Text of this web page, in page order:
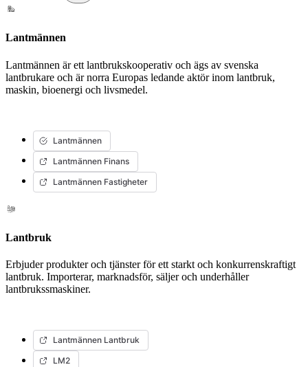
Lantmännen
Lantmännen är ett lantbrukskooperativ och ägs av svenska
lantbrukare och är norra Europas ledande aktör inom lantbruk,
maskin, bioenergi och livsmedel.
Lantmännen
Lantmännen Finans
Lantmännen Fastigheter
Lantbruk
Erbjuder produkter och tjänster för ett starkt och konkurrenskraftigt
lantbruk. Importerar, marknadsför, säljer och underhåller
lantbrukssmaskiner.
Lantmännen Lantbruk
LM2